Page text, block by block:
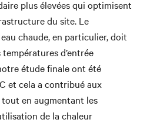
plus élevées qui optimisent
du site. Le
chaude, en particulier, doit
d’entrée
étude finale ont été
et cela a contribué aux
en augmentant les
de la chaleur